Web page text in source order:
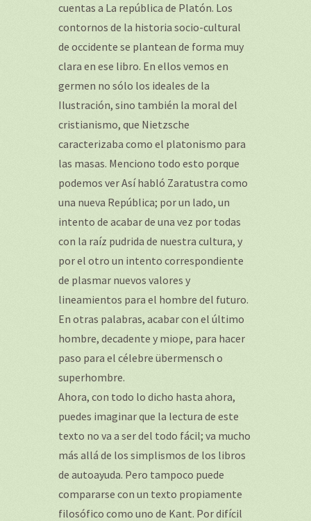
cuentas a La república de Platón. Los
contornos de la historia socio-cultural
de occidente se plantean de forma muy
clara en ese libro. En ellos vemos en
germen no sólo los ideales de la
Ilustración, sino también la moral del
cristianismo, que Nietzsche
caracterizaba como el platonismo para
las masas. Menciono todo esto porque
podemos ver Así habló Zaratustra como
una nueva República; por un lado, un
intento de acabar de una vez por todas
con la raíz pudrida de nuestra cultura, y
por el otro un intento correspondiente
de plasmar nuevos valores y
lineamientos para el hombre del futuro.
En otras palabras, acabar con el último
hombre, decadente y miope, para hacer
paso para el célebre übermensch o
superhombre.
Ahora, con todo lo dicho hasta ahora,
puedes imaginar que la lectura de este
texto no va a ser del todo fácil; va mucho
más allá de los simplismos de los libros
de autoayuda. Pero tampoco puede
compararse con un texto propiamente
filosófico como uno de Kant. Por difícil